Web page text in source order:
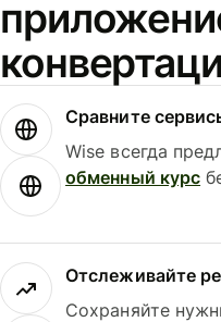
Сравните
Wise всегда
обменный курс
Отслеживайте
Сохраняйте